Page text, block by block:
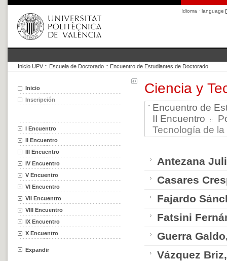
Idioma · language
Inicio UPV :: Escuela de Doctorado :: Encuentro de Estudiantes de Doctorado
Inicio
Inscripción
I Encuentro
II Encuentro
III Encuentro
IV Encuentro
V Encuentro
VI Encuentro
VII Encuentro
VIII Encuentro
IX Encuentro
X Encuentro
Expandir
Ciencia y
Encuentro de
II Encuentro
Tecnología de
Antezana
Casares
Fajardo
Fatsini
Guerra
Vázquez